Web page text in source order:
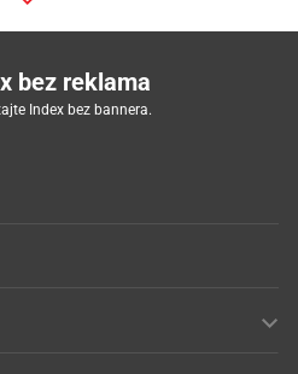
bez reklama
Index bez bannera.